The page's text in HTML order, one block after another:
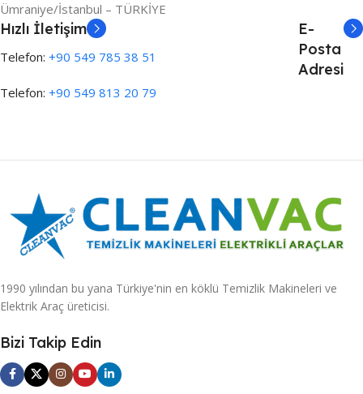
Ümraniye/İstanbul – TÜRKİYE
Hızlı İletişim
Telefon: +90 549 785 38 51
Telefon: +90 549 813 20 79
E-
Posta
Adresi
1990 yılından bu yana Türkiye'nin en köklü Temizlik Makineleri ve
Elektrik Araç üreticisi.
Bizi Takip Edin